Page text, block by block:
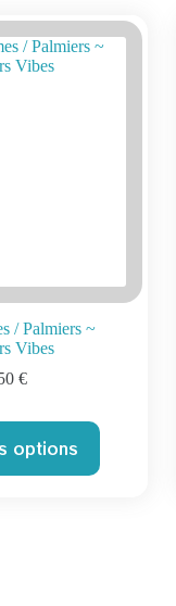
/ Palmiers ~
Vibes
€
options
produit